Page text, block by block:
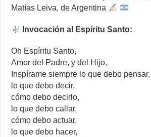
Matías Leiva, de Argentina
Invocación al Espíritu Santo:
Oh Espíritu Santo,
Amor del Padre, y del Hijo,
Inspírame siempre lo que debo pensar,
lo que debo decir,
cómo debo decirlo,
lo que debo callar,
cómo debo actuar,
lo que debo hacer,